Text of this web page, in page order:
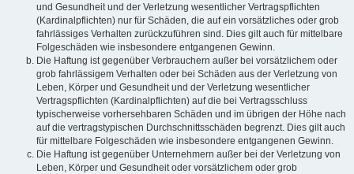
und Gesundheit und der Verletzung wesentlicher Vertragspflichten
(Kardinalpflichten) nur für Schäden, die auf ein vorsätzliches oder grob
fahrlässiges Verhalten zurückzuführen sind. Dies gilt auch für mittelbare
Folgeschäden wie insbesondere entgangenen Gewinn.
Die Haftung ist gegenüber Verbrauchern außer bei vorsätzlichem oder
grob fahrlässigem Verhalten oder bei Schäden aus der Verletzung von
Leben, Körper und Gesundheit und der Verletzung wesentlicher
Vertragspflichten (Kardinalpflichten) auf die bei Vertragsschluss
typischerweise vorhersehbaren Schäden und im übrigen der Höhe nach
auf die vertragstypischen Durchschnittsschäden begrenzt. Dies gilt auch
für mittelbare Folgeschäden wie insbesondere entgangenen Gewinn.
Die Haftung ist gegenüber Unternehmern außer bei der Verletzung von
Leben, Körper und Gesundheit oder vorsätzlichem oder grob